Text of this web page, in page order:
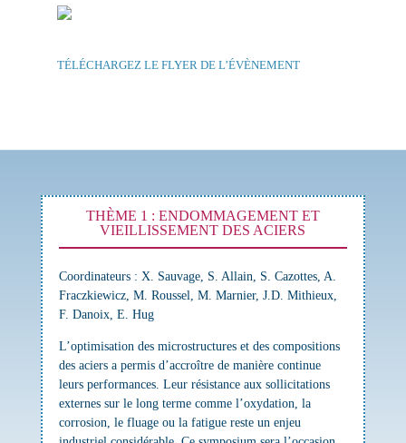
TÉLÉCHARGEZ LE FLYER DE L’ÉVÈNEMENT
THÈME 1 : ENDOMMAGEMENT ET
VIEILLISSEMENT DES ACIERS
Coordinateurs: X. Sauvage, S. Allain, S. Cazottes, A.
Fraczkiewicz, M. Roussel, M. Marnier, J.D. Mithieux,
F. Danoix, E. Hug
L’optimisation des microstructures et des compositions
des aciers a permis d’accroître de manière continue
leurs performances. Leur résistance aux sollicitations
externes sur le long terme comme l’oxydation, la
corrosion, le fluage ou la fatigue reste un enjeu